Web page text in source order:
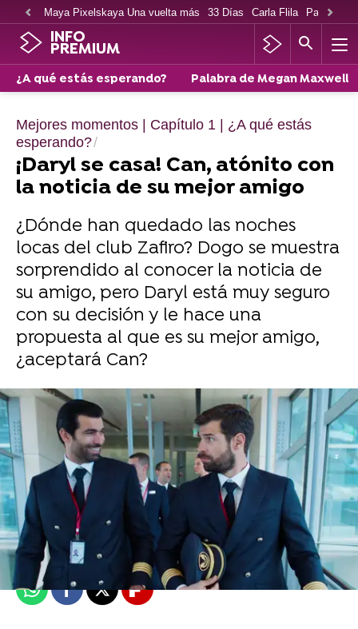
Maya Pixelskaya Una vuelta más 33 Días Carla Flila Paco
INFO
PREMIUM
¿A qué estás esperando? Palabra de Megan Maxwell
Mejores momentos | Capítulo 1 | ¿A qué estás
esperando?
¡Daryl se casa! Can, atónito con
la noticia de su mejor amigo
¿Dónde han quedado las noches
locas del club Zafiro? Dogo se muestra
sorprendido al conocer la noticia de
su amigo, pero Daryl está muy seguro
con su decisión y le hace una
propuesta al que es su mejor amigo,
¿aceptará Can?
Carmen Marar
Publicado: 21 de octubre de 2024, 12:56
WhatsappFacebook
X Flipboard